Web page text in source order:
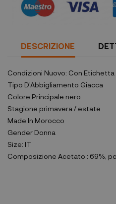
DESCRIZIONE
Condizioni Nuovo: Con Etichetta
Tipo D'Abbigliamento Giacca
Colore Principale nero
Stagione primavera / estate
Made In Morocco
Gender Donna
Size: IT
Composizione Acetato : 69%,